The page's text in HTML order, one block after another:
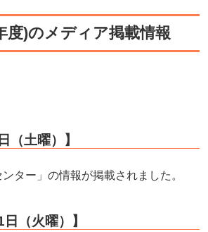
度)のメディア掲載情報
（土曜）】
ター」の情報が掲載されました。
（火曜）】